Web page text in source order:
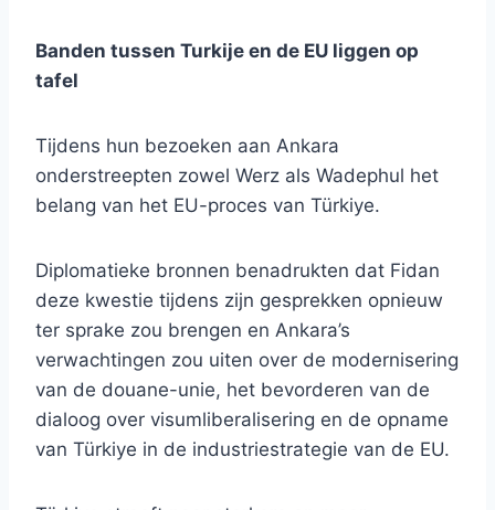
Banden tussen Turkije en de EU liggen op
tafel
Tijdens hun bezoeken aan Ankara
onderstreepten zowel Werz als Wadephul het
belang van het EU-proces van Türkiye.
Diplomatieke bronnen benadrukten dat Fidan
deze kwestie tijdens zijn gesprekken opnieuw
ter sprake zou brengen en Ankara’s
verwachtingen zou uiten over de modernisering
van de douane-unie, het bevorderen van de
dialoog over visumliberalisering en de opname
van Türkiye in de industriestrategie van de EU.